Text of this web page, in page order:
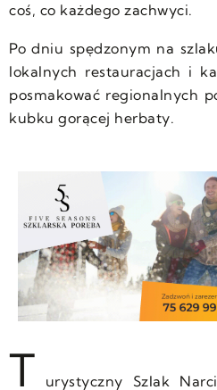
coś, co każdego zachwyci.
Po dniu spędzonym na
lokalnych restauracjach i
posmakować regionalnych
kubku gorącej herbaty.
T
urystyczny Szlak